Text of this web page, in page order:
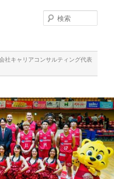
社キャリアコンサルティング代表
索